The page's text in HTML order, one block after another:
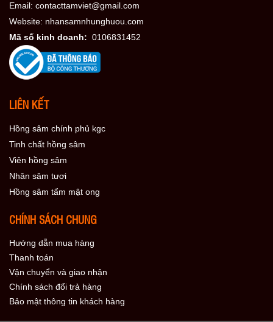
Email: contacttamviet@gmail.com
Website: nhansamnhunghuou.com
Mã số kinh doanh: 0106831452
LIÊN KẾT
Hồng sâm chính phủ kgc
Tinh chất hồng sâm
Viên hồng sâm
Nhân sâm tươi
Hồng sâm tẩm mật ong
CHÍNH SÁCH CHUNG
Hướng dẫn mua hàng
Thanh toán
Vận chuyển và giao nhận
Chính sách đổi trả hàng
Bảo mật thông tin khách hàng